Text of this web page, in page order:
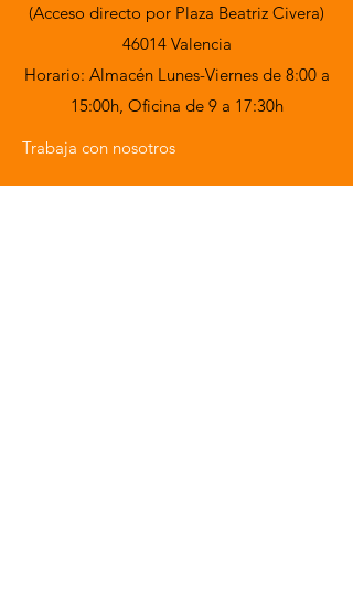
(Acceso directo por Plaza Beatriz Civera)
46014 Valencia
Horario: Almacén Lunes-Viernes de 8:00 a
15:00h, Oficina de 9 a 17:30h
Trabaja con nosotros